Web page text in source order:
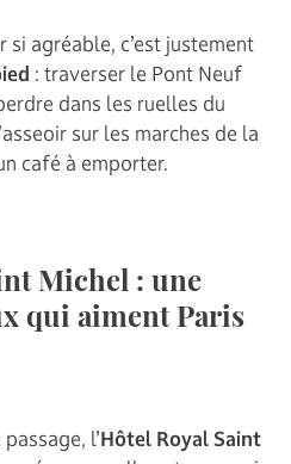
si agréable, c’est justement
: traverser le Pont Neuf
dans les ruelles du
sur les marches de la
café à emporter.
Michel : une
qui aiment Paris
l’Hôtel Royal Saint